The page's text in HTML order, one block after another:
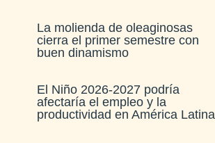
La molienda de oleaginosas
cierra el primer semestre con
buen dinamismo​
El Niño 2026-2027 podría
afectaría el empleo y la
productividad en América Latina​